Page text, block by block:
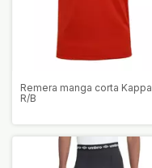
Remera manga corta Kappa
R/B